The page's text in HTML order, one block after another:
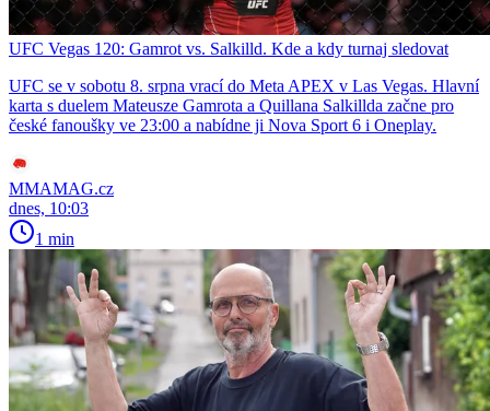
UFC Vegas 120: Gamrot vs. Salkilld. Kde a kdy turnaj sledovat
UFC se v sobotu 8. srpna vrací do Meta APEX v Las Vegas. Hlavní
karta s duelem Mateusze Gamrota a Quillana Salkillda začne pro
české fanoušky ve 23:00 a nabídne ji Nova Sport 6 i Oneplay.
MMAMAG.cz
dnes, 10:03
1 min